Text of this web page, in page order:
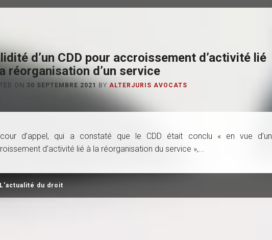
d’un CDD pour accroissement d’activité lié
réorganisation d’un service
ON 30 SEPTEMBRE 2021 BY ALTERJURIS AVOCATS
d’appel, qui a constaté que le CDD était conclu « en vue d’un
d’activité lié à la réorganisation du service »,...
L'actualité du droit